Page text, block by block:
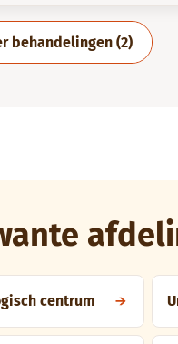
behandelingen (2)
centrum